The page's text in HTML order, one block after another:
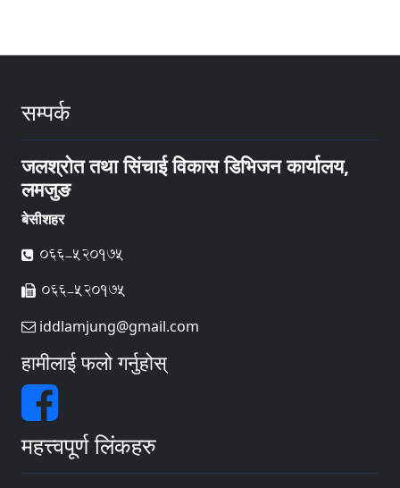
सम्पर्क
जलश्रोत तथा सिंचाई विकास डिभिजन कार्यालय,
लमजुङ
बेसीशहर
066-520175
066-520175
iddlamjung@gmail.com
हामीलाई फलो गर्नुहोस्
महत्त्वपूर्ण लिंकहरु